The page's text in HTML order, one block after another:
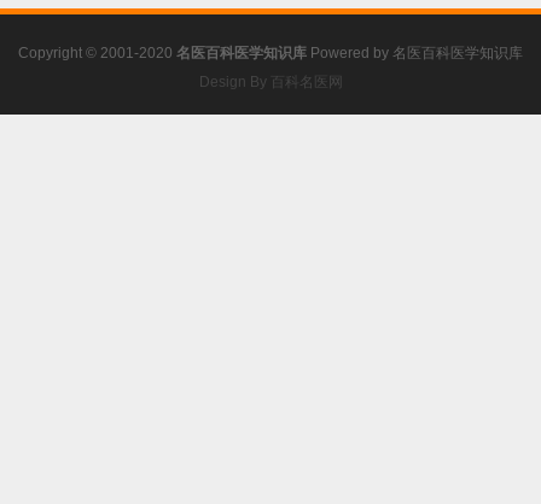
Copyright © 2001-2020 名医百科医学知识库 Powered by 名医百科医学知识库
Design By 百科名医网